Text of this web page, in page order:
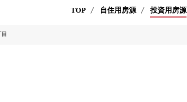
TOP 自住用房源 投資用房源
目